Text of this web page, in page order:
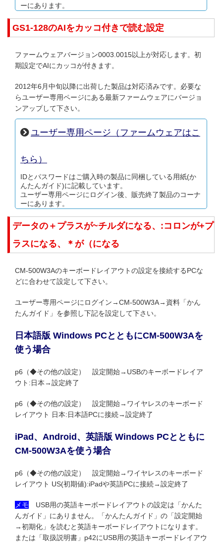
ーにあります。
GS1-128のAIをカッコ付きで読む設定
ファームウェアバージョン0003.0015以上が対応します。初
期設定でAIにカッコが付きます。
2012年6月中旬以降に出荷した製品は対応済みです。必要な
らユーザー専用ページにある最新ファームウェアにバージョ
ンアップして下さい。
ユーザー専用ページ（ファームウェアはこ
ちら）
IDとパスワードはご購入時の製品に同梱している用紙(か
んたんガイド)に記載しています。
ユーザー専用ページにログイン後、販売終了製品のコーナ
ーにあります。
データの＋プラスが~チルダになる、:コロンが+プ
ラスになる、＊が（になる
CM-500W3Aのキーボードレイアウトの設定を接続するPCな
どに合わせて設定して下さい。
ユーザー専用ページにログイン→CM-500W3A→資料「かん
たんガイド」を参照し下記を設定して下さい。
日本語版 Windows PCとともにCM-500W3Aを
使う場合
p6（◆その他の設定） 設定開始→USBのキーボードレイア
ウト:日本→設定終了
p6（◆その他の設定） 設定開始→ワイヤレスのキーボード
レイアウト 日本:日本語PCに接続→設定終了
iPad、Android、英語版 Windows PCとともに
CM-500W3Aを使う場合
p6（◆その他の設定） 設定開始→ワイヤレスのキーボード
レイアウト US(初期値):iPadや英語PCに接続→設定終了
メモ USB用の英語キーボードレイアウトの設定は「かんた
んガイド」にありません。「かんたんガイド」の「設定開始
→初期化」を読むと英語キーボードレイアウトになります。
または「取扱説明書」p42にUSB用の英語キーボードレイアウ